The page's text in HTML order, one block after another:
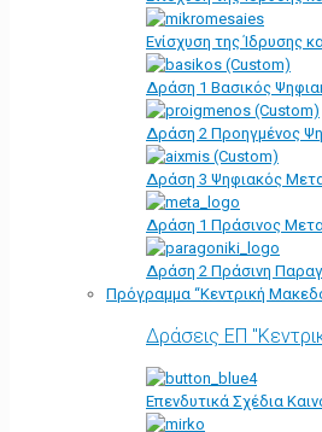
Ενίσχυση της Ίδρυσης
Δράση 1 Βασικός
Δράση 2 Προηγμένος
Δράση 3 Ψηφιακός
Δράση 1 Πράσινος
Δράση 2 Πράσινη
Πρόγραμμα “Κεντρική
Δράσεις ΕΠ
Επενδυτικά Σχέδια